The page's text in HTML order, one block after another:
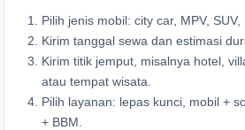
Pilih jenis mobil: city car, MPV, SUV,
Kirim tanggal sewa dan estimasi
Kirim titik jemput, misalnya hotel,
atau tempat wisata.
Pilih layanan: lepas kunci, mobil +
+ BBM.